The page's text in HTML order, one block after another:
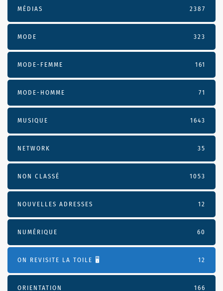
MÉDIAS 2387
MODE 323
MODE-FEMME 161
MODE-HOMME 71
MUSIQUE 1643
NETWORK 35
NON CLASSÉ 1053
NOUVELLES ADRESSES 12
NUMÉRIQUE 60
ON REVISITE LA TOILE 🖥️ 12
ORIENTATION 166